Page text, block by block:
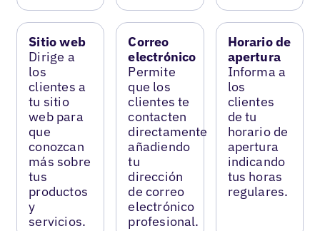
Sitio web
Dirige a
los
clientes a
tu sitio
web para
que
conozcan
más sobre
tus
productos
y
servicios.
Correo
electrónico
Permite
que los
clientes te
contacten
directamente
añadiendo
tu
dirección
de correo
electrónico
profesional.
Horario de
apertura
Informa a
los
clientes
de tu
horario de
apertura
indicando
tus horas
regulares.